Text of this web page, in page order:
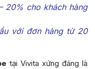
20% cho khách hàng
với đơn hàng từ 20
tại Vivita xứng đáng là